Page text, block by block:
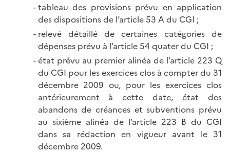
tableau des provisions prévu en application
des dispositions de l’article 53 A du CGI ;
relevé détaillé de certaines catégories de
dépenses prévu à l’article 54 quater du CGI ;
état prévu au premier alinéa de l’article 223 Q
du CGI pour les exercices clos à compter du 31
décembre 2009 ou, pour les exercices clos
antérieurement à cette date, état des
abandons de créances et subventions prévu
au sixième alinéa de l’article 223 B du CGI
dans sa rédaction en vigueur avant le 31
décembre 2009.